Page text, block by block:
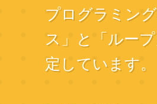
プログラミン
ス」と「ルー
定しています。